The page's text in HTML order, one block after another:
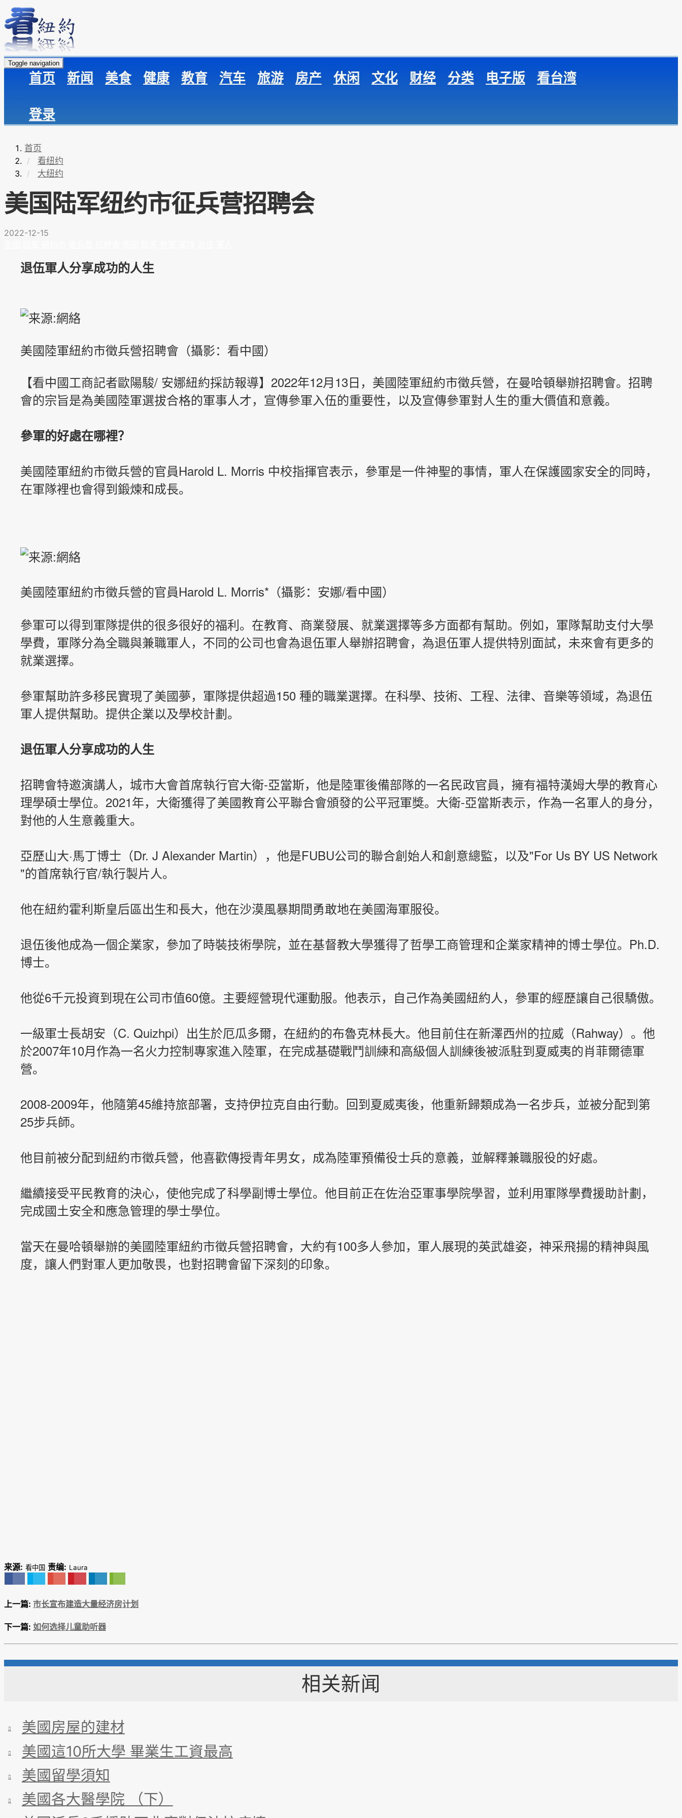
Toggle navigation
首页 新闻 美食 健康 教育 汽车 旅游 房产 休闲 文化 财经 分类 电子版 看台湾
登录
首页
看纽约
大纽约
美国陆军纽约市征兵营招聘会
2022-12-15
退伍軍人分享成功的人生
美國陸軍紐約市徵兵營招聘會 （攝影： 看中國）
【看中國工商記者歐陽駿/ 安娜紐約採訪報導】2022年12月13日，美國陸軍紐約市徵兵營，在曼哈頓舉辦招聘會。招聘
會的宗旨是為美國陸軍選拔合格的軍事人才，宣傳參軍入伍的重要性，以及宣傳參軍對人生的重大價值和意義。
參軍的好處在哪裡？
美國陸軍紐約市徵兵營的官員Harold L. Morris 中校指揮官表示，參軍是一件神聖的事情，軍人在保護國家安全的同時，
在軍隊裡也會得到鍛煉和成長。
美國陸軍紐約市徵兵營的官員Harold L. Morris*（攝影：安娜/看中國）
參軍可以得到軍隊提供的很多很好的福利。在教育、商業發展、就業選擇等多方面都有幫助。例如，軍隊幫助支付大學
學費，軍隊分為全職與兼職軍人，不同的公司也會為退伍軍人舉辦招聘會，為退伍軍人提供特別面試，未來會有更多的
就業選擇。
參軍幫助許多移民實現了美國夢，軍隊提供超過150 種的職業選擇。在科學、技術、工程、法律、音樂等領域，為退伍
軍人提供幫助。提供企業以及學校計劃。
退伍軍人分享成功的人生
招聘會特邀演講人，城市大會首席執行官大衛-亞當斯，他是陸軍後備部隊的一名民政官員，擁有福特漢姆大學的教育心
理學碩士學位。 2021年，大衛獲得了美國教育公平聯合會頒發的公平冠軍獎。 大衛-亞當斯表示，作為一名軍人的身分，
對他的人生意義重大。
亞歷山大·馬丁博士（Dr. J Alexander Martin），他是FUBU公司的聯合創始人和創意總監，以及"For Us BY US Network
"的首席執行官/執行製片人。
他在紐約霍利斯皇后區出生和長大，他在沙漠風暴期間勇敢地在美國海軍服役。
退伍後他成為一個企業家，參加了時裝技術學院，並在基督教大學獲得了哲學工商管理和企業家精神的博士學位。 Ph.D.
博士。
他從6千元投資到現在公司市值60億。 主要經營現代運動服。 他表示，自己作為美國紐約人，參軍的經歷讓自己很驕傲。
一級軍士長胡安（C. Quizhpi）出生於厄瓜多爾，在紐約的布魯克林長大。他目前住在新澤西州的拉威（Rahway）。他
於2007年10月作為一名火力控制專家進入陸軍，在完成基礎戰鬥訓練和高級個人訓練後被派駐到夏威夷的肖菲爾德軍
營。
2008-2009年，他隨第45維持旅部署，支持伊拉克自由行動。 回到夏威夷後，他重新歸類成為一名步兵，並被分配到第
25步兵師。
他目前被分配到紐約市徵兵營，他喜歡傳授青年男女，成為陸軍預備役士兵的意義，並解釋兼職服役的好處。
繼續接受平民教育的決心，使他完成了科學副博士學位。 他目前正在佐治亞軍事學院學習，並利用軍隊學費援助計劃，
完成國土安全和應急管理的學士學位。
當天在曼哈頓舉辦的美國陸軍紐約市徵兵營招聘會，大約有100多人參加，軍人展現的英武雄姿，神采飛揚的精神與風
度，讓人們對軍人更加敬畏，也對招聘會留下深刻的印象。
来源: 看中国 责编: Laura
上一篇: 市长宣布建造大量经济房计划
下一篇: 如何选择儿童助听器
相关新闻
美國房屋的建材
美國這10所大學 畢業生工資最高
美國留學須知
美國各大醫學院 （下）